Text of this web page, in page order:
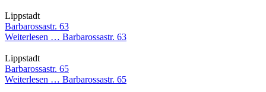
Lippstadt
Barbarossastr. 63
Weiterlesen … Barbarossastr. 63
Lippstadt
Barbarossastr. 65
Weiterlesen … Barbarossastr. 65